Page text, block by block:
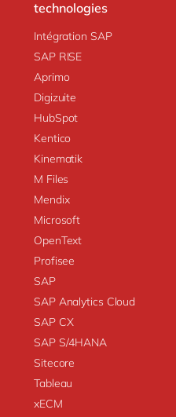
technologies
Intégration SAP
SAP RISE
Aprimo
Digizuite
HubSpot
Kentico
Kinematik
M Files
Mendix
Microsoft
OpenText
Profisee
SAP
SAP Analytics Cloud
SAP CX
SAP S/4HANA
Sitecore
Tableau
xECM